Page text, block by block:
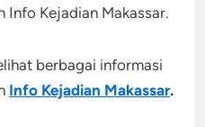
Info Kejadian Makassar.
berbagai informasi
Info Kejadian Makassar.